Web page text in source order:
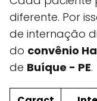
diferente. Por
de internação
do convênio
de Buíque - PE.